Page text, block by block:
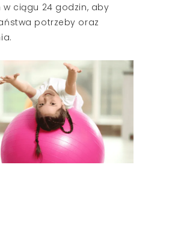
w ciągu 24 godzin, aby
potrzeby oraz